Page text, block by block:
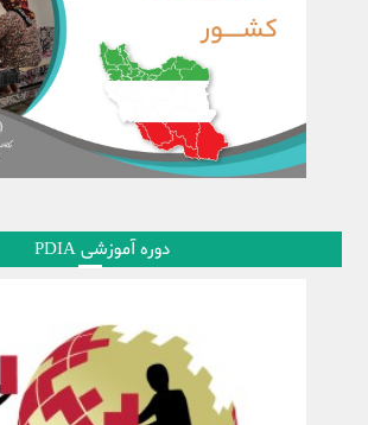
دوره آموزشی PDIA